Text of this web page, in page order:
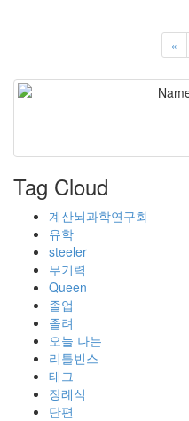
«
Tag Cloud
계산뇌과학연구회
유학
steeler
무기력
Queen
졸업
졸려
오늘 나는
리틀빈스
태그
장례식
단편